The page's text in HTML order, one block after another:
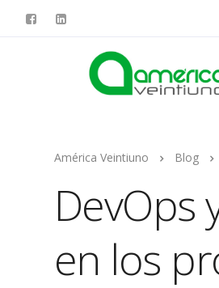
América Veintiuno Blog
DevOps
en los